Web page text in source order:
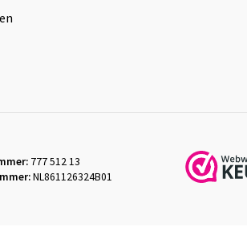
777 512 13
NL861126324B01